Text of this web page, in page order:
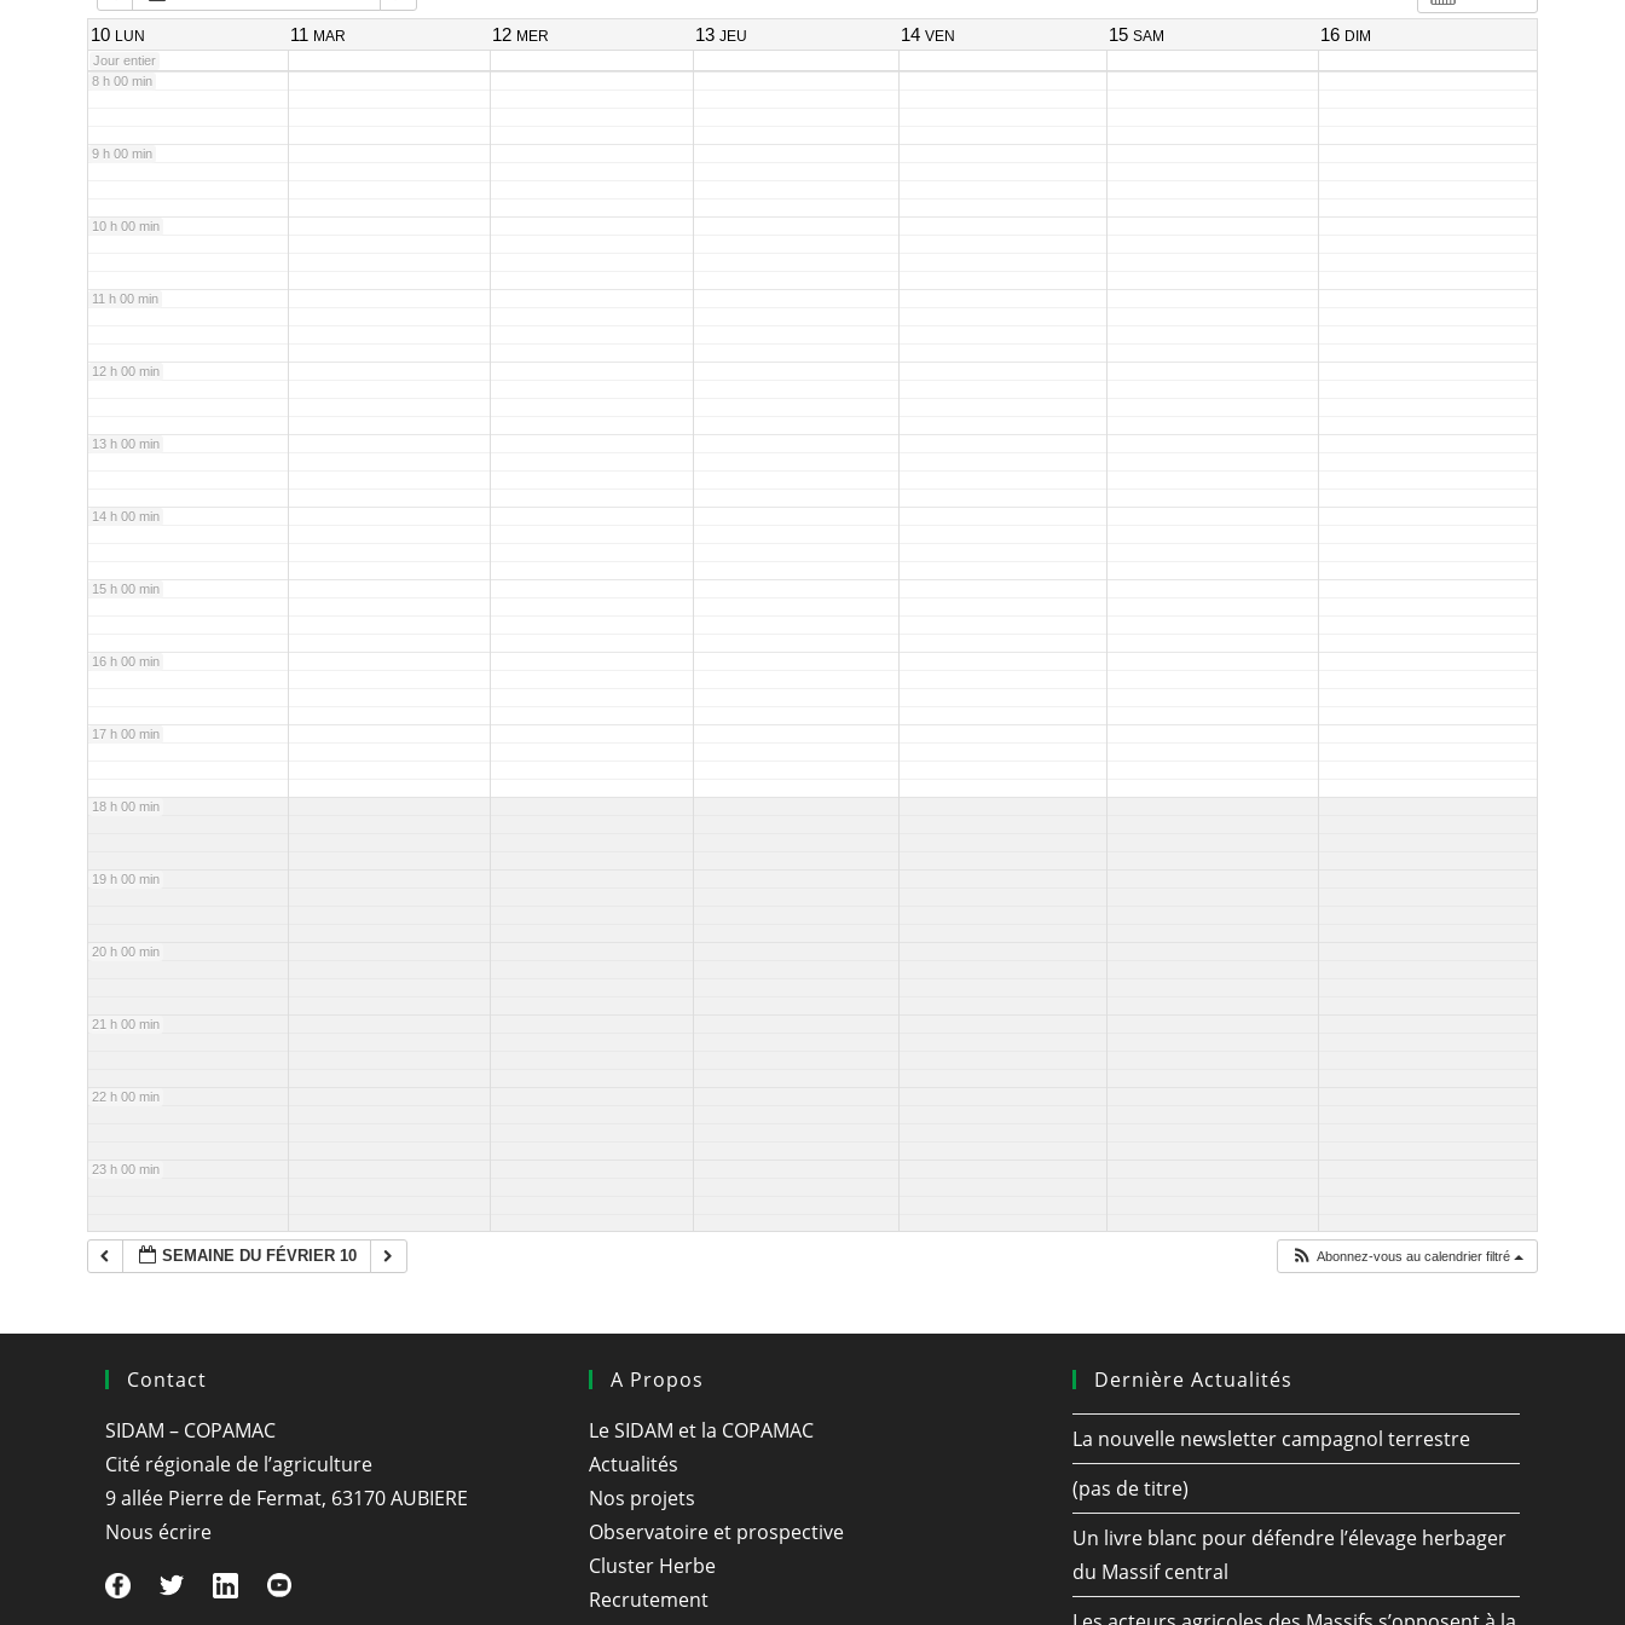
10 LUN 11 MAR 12 MER 13 JEU 14 VEN 15 SAM 16 DIM
Jour entier
7 h 00 min
8 h 00 min
9 h 00 min
10 h 00 min
11 h 00 min
12 h 00 min
13 h 00 min
14 h 00 min
15 h 00 min
16 h 00 min
17 h 00 min
18 h 00 min
19 h 00 min
20 h 00 min
21 h 00 min
22 h 00 min
23 h 00 min
SEMAINE DU FÉVRIER 10 Abonnez-vous au calendrier filtré
Contact
SIDAM – COPAMAC
Cité régionale de l’agriculture
9 allée Pierre de Fermat, 63170 AUBIERE
Nous écrire
A Propos
Le SIDAM et la COPAMAC
Actualités
Nos projets
Observatoire et prospective
Cluster Herbe
Recrutement
Dernière Actualités
La nouvelle newsletter campagnol terrestre
(pas de titre)
Un livre blanc pour défendre l’élevage herbager
du Massif central